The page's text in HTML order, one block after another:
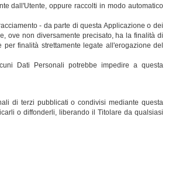
dall'Utente, oppure raccolti in modo automatico
- da parte di questa Applicazione o dei
ove non diversamente precisato, ha la finalità di
finalità strettamente legate all'erogazione del
Dati Personali potrebbe impedire a questa
di terzi pubblicati o condivisi mediante questa
o diffonderli, liberando il Titolare da qualsiasi